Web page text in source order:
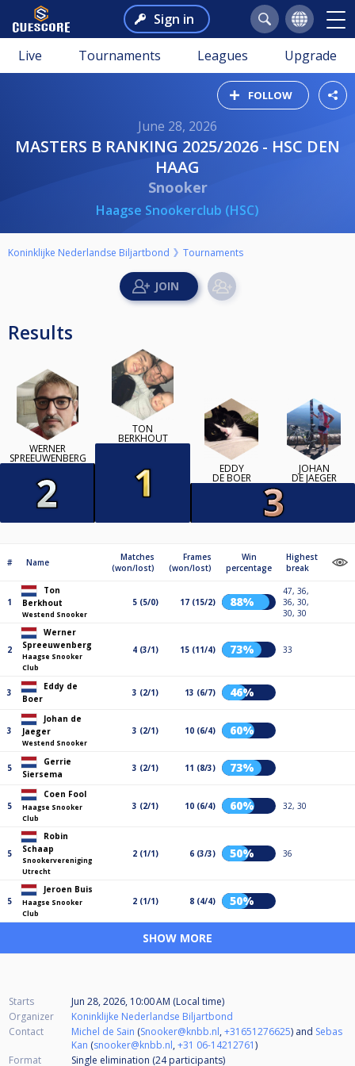
Sign in
Live Tournaments Leagues Upgrade
FOLLOW
June 28, 2026
MASTERS B RANKING 2025/2026 - HSC DEN
HAAG
Snooker
Haagse Snookerclub (HSC)
Koninklijke Nederlandse Biljartbond Tournaments
Results
WERNER
SPREEUWENBERG
TON
BERKHOUT
EDDY
DE BOER
JOHAN
DE JAEGER
# Name
Matches
(won/lost)
Frames
(won/lost)
Win
percentage
Highest
break
1
Ton
Berkhout
Westend Snooker
5 (5/0) 17 (15/2) 88%
47, 36,
36, 30,
30, 30
2
Werner
Spreeuwenberg
Haagse Snooker
Club
4 (3/1) 15 (11/4) 73% 33
3
Eddy de
Boer
3 (2/1) 13 (6/7) 46%
3
Johan de
Jaeger
Westend Snooker
3 (2/1) 10 (6/4) 60%
5
Gerrie
Siersema
3 (2/1) 11 (8/3) 73%
5
Coen Fool
Haagse Snooker
Club
3 (2/1) 10 (6/4) 60% 32, 30
5
Robin
Schaap
Snookervereniging
Utrecht
2 (1/1) 6 (3/3) 50% 36
5
Jeroen Buis
Haagse Snooker
Club
2 (1/1) 8 (4/4) 50%
SHOW MORE
Starts
Jun 28, 2026, 10:00 AM (Local time)
Organizer
Koninklijke Nederlandse Biljartbond
Contact
Michel de Sain (Snooker@knbb.nl,+31651276625) and Sebas
Kan (snooker@knbb.nl,+31 06-14212761)
Format
Single elimination (24participants)